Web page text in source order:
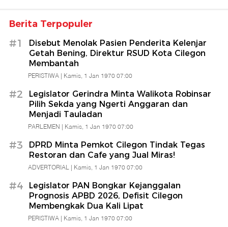
Berita Terpopuler
#1
Disebut Menolak Pasien Penderita Kelenjar
Getah Bening, Direktur RSUD Kota Cilegon
Membantah
PERISTIWA | Kamis, 1 Jan 1970 07:00
#2
Legislator Gerindra Minta Walikota Robinsar
Pilih Sekda yang Ngerti Anggaran dan
Menjadi Tauladan
PARLEMEN | Kamis, 1 Jan 1970 07:00
#3
DPRD Minta Pemkot Cilegon Tindak Tegas
Restoran dan Cafe yang Jual Miras!
ADVERTORIAL | Kamis, 1 Jan 1970 07:00
#4
Legislator PAN Bongkar Kejanggalan
Prognosis APBD 2026, Defisit Cilegon
Membengkak Dua Kali Lipat
PERISTIWA | Kamis, 1 Jan 1970 07:00